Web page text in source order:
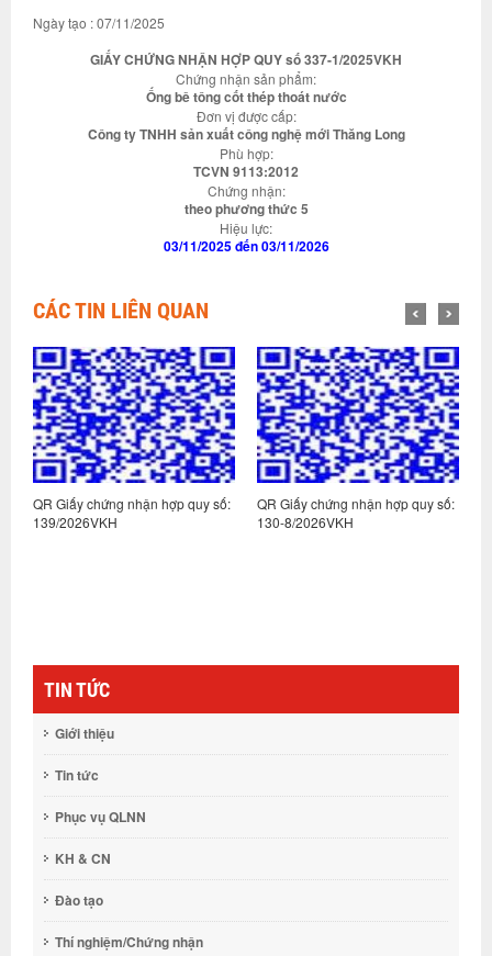
Ngày tạo : 07/11/2025
GIẤY CHỨNG NHẬN HỢP QUY số 337-1/2025VKH
Chứng nhận sản phẩm:
Ống bê tông cốt thép thoát nước
Đơn vị được cấp:
Công ty TNHH sản xuất công nghệ mới Thăng Long
Phù hợp:
TCVN 9113:2012
Chứng nhận:
theo phương thức 5
Hiệu lực:
03/11/2025 đến 03/11/2026
CÁC TIN LIÊN QUAN
QR Giấy chứng nhận hợp quy số:
139/2026VKH
QR Giấy chứng nhận hợp quy số:
130-8/2026VKH
TIN TỨC
Giới thiệu
Tin tức
Phục vụ QLNN
KH & CN
Đào tạo
Thí nghiệm/Chứng nhận